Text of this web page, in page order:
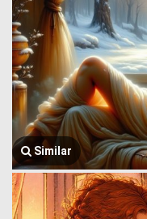
Similar